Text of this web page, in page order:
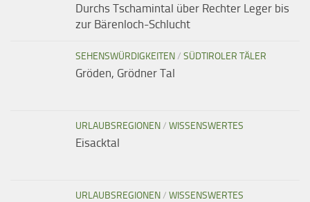
Durchs Tschamintal über Rechter Leger bis
zur Bärenloch-Schlucht
SEHENSWÜRDIGKEITEN/ SÜDTIROLER TÄLER
Gröden, Grödner Tal
URLAUBSREGIONEN/ WISSENSWERTES
Eisacktal
URLAUBSREGIONEN/ WISSENSWERTES